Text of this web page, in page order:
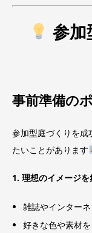
参加
事前準備の
参加型庭づくりを成
たいことがあります
1. 理想のイメージを
雑誌やインター
好きな色や素材